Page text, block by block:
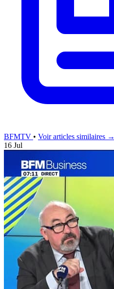
BFMTV • Voir articles similaires →
16 Jul